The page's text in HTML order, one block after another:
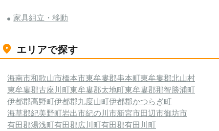
家具組立・移動
エリアで探す
海南市和歌山市橋本市東牟婁郡串本町東牟婁郡北山村
東牟婁郡古座川町東牟婁郡太地町東牟婁郡那智勝浦町
伊都郡高野町伊都郡九度山町伊都郡かつらぎ町
海草郡紀美野町岩出市紀の川市新宮市田辺市御坊市
有田郡湯浅町有田郡広川町有田郡有田川町